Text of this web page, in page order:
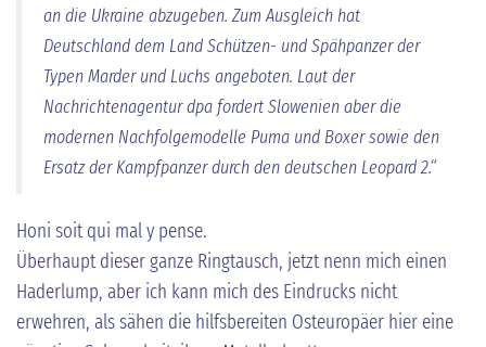
an die Ukraine abzugeben. Zum Ausgleich hat
Deutschland dem Land Schützen- und Spähpanzer der
Typen Marder und Luchs angeboten. Laut der
Nachrichtenagentur dpa fordert Slowenien aber die
modernen Nachfolgemodelle Puma und Boxer sowie den
Ersatz der Kampfpanzer durch den deutschen Leopard 2.“
Honi soit qui mal y pense.
Überhaupt dieser ganze Ringtausch, jetzt nenn mich einen
Haderlump, aber ich kann mich des Eindrucks nicht
erwehren, als sähen die hilfsbereiten Osteuropäer hier eine